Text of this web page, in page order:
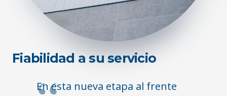
Fiabilidad a su servicio
En esta nueva etapa al frente